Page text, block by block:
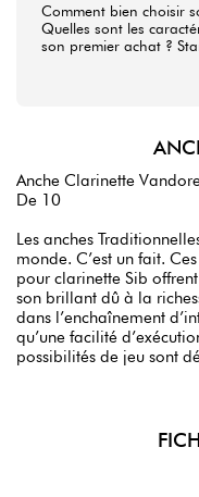
Comment bien choisir
Quelles sont les
son premier achat ?
Anche Clarinette
De 10
Les anches
monde. C’est un fait.
pour clarinette Sib
son brillant dû à la
dans l’enchaînement
qu’une facilité
possibilités de jeu sont